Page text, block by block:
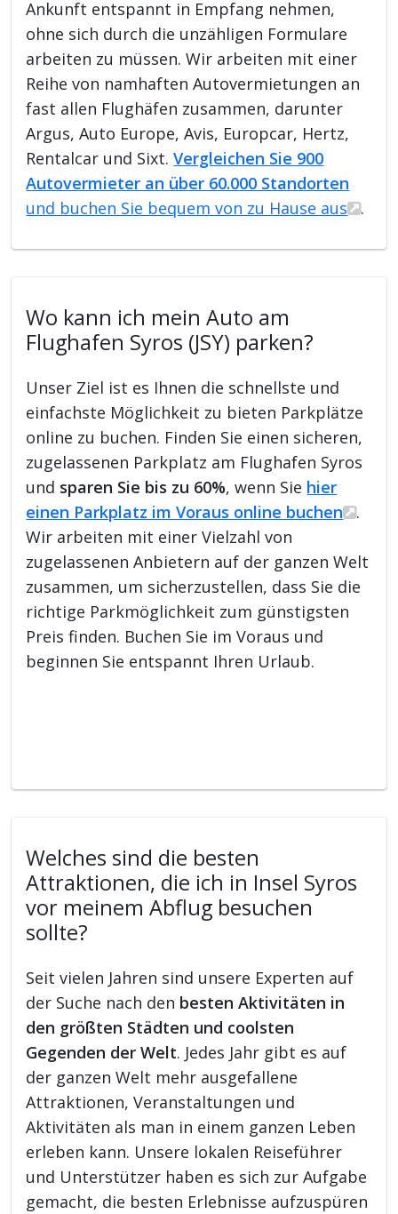
Ankunft entspannt in Empfang nehmen,
ohne sich durch die unzähligen Formulare
arbeiten zu müssen. Wir arbeiten mit einer
Reihe von namhaften Autovermietungen an
fast allen Flughäfen zusammen, darunter
Argus, Auto Europe, Avis, Europcar, Hertz,
Rentalcar und Sixt.Vergleichen Sie 900
Autovermieter an über 60.000 Standorten
und buchen Sie bequem von zu Hause aus
.
Wo kann ich mein Auto am
Flughafen Syros (JSY) parken?
Unser Ziel ist es Ihnen die schnellste und
einfachste Möglichkeit zu bieten Parkplätze
online zu buchen. Finden Sie einen sicheren,
zugelassenen Parkplatz am Flughafen Syros
und sparen Sie bis zu 60%, wenn Sie hier
einen Parkplatz im Voraus online buchen
.
Wir arbeiten mit einer Vielzahl von
zugelassenen Anbietern auf der ganzen Welt
zusammen, um sicherzustellen, dass Sie die
richtige Parkmöglichkeit zum günstigsten
Preis finden. Buchen Sie im Voraus und
beginnen Sie entspannt Ihren Urlaub.
Welches sind die besten
Attraktionen, die ich in Insel Syros
vor meinem Abflug besuchen
sollte?
Seit vielen Jahren sind unsere Experten auf
der Suche nach den besten Aktivitäten in
den größten Städten und coolsten
Gegenden der Welt. Jedes Jahr gibt es auf
der ganzen Welt mehr ausgefallene
Attraktionen, Veranstaltungen und
Aktivitäten als man in einem ganzen Leben
erleben kann. Unsere lokalen Reiseführer
und Unterstützer haben es sich zur Aufgabe
gemacht, die besten Erlebnisse aufzuspüren